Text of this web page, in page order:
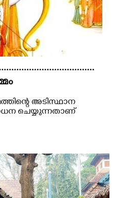
അടിസ്ഥാന
ചെയ്യുന്നതാണ്